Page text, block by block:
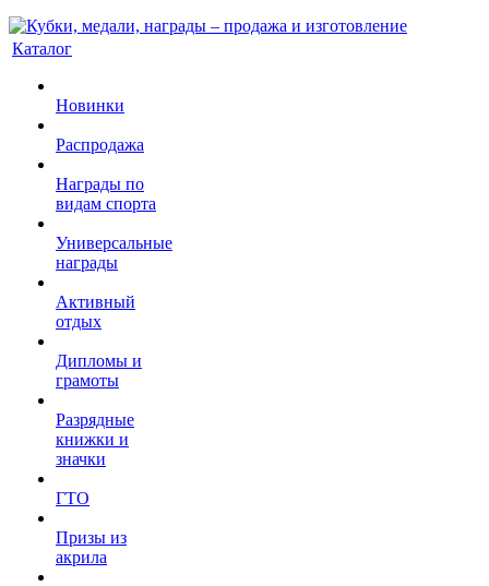
Каталог
Новинки
Распродажа
Награды по
видам спорта
Универсальные
награды
Активный
отдых
Дипломы и
грамоты
Разрядные
книжки и
значки
ГТО
Призы из
акрила